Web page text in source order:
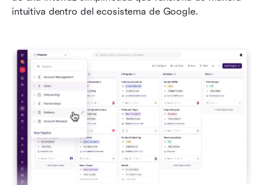
intuitiva dentro del ecosistema de Google.